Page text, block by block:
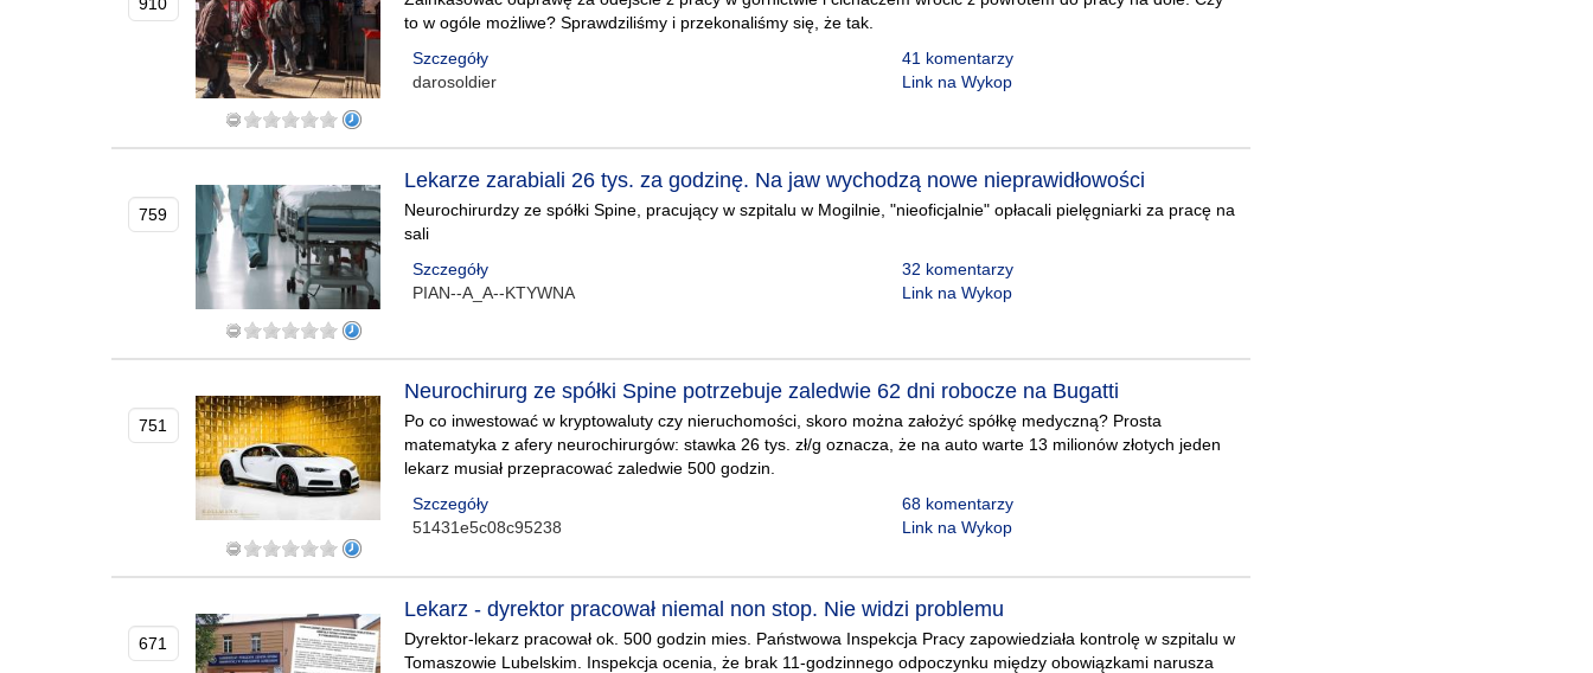
to w ogóle możliwe? Sprawdziliśmy i przekonaliśmy się, że tak.
Szczegóły
darosoldier
41 komentarzy
Link na Wykop
759
Lekarze zarabiali 26 tys. za godzinę. Na jaw wychodzą nowe nieprawidłowości
Neurochirurdzy ze spółki Spine, pracujący w szpitalu w Mogilnie, "nieoficjalnie" opłacali pielęgniarki za pracę na
sali
Szczegóły
PIAN--A_A--KTYWNA
32 komentarzy
Link na Wykop
751
Neurochirurg ze spółki Spine potrzebuje zaledwie 62 dni robocze na Bugatti
Po co inwestować w kryptowaluty czy nieruchomości, skoro można założyć spółkę medyczną? Prosta
matematyka z afery neurochirurgów: stawka 26 tys. zł/g oznacza, że na auto warte 13 milionów złotych jeden
lekarz musiał przepracować zaledwie 500 godzin.
Szczegóły
51431e5c08c95238
68 komentarzy
Link na Wykop
671
Lekarz - dyrektor pracował niemal non stop. Nie widzi problemu
Dyrektor-lekarz pracował ok. 500 godzin mies. Państwowa Inspekcja Pracy zapowiedziała kontrolę w szpitalu w
Tomaszowie Lubelskim. Inspekcja ocenia, że brak 11-godzinnego odpoczynku między obowiązkami narusza